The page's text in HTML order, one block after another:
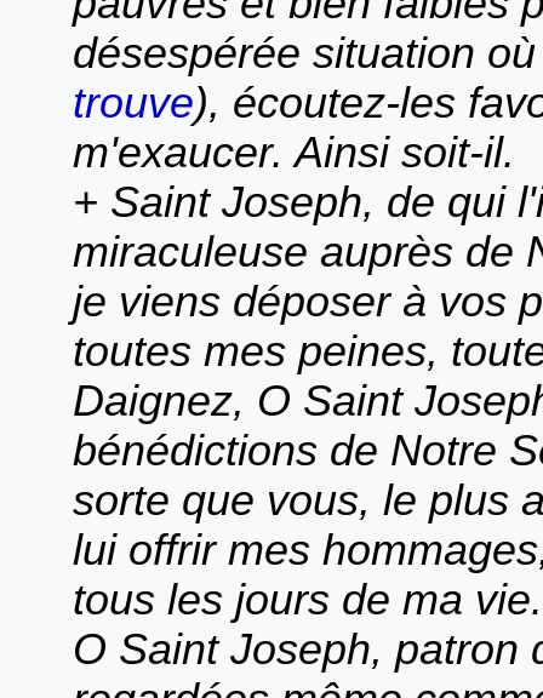
désespérée situation
trouve), écoutez-les
m'exaucer. Ainsi soit-il.
+ Saint Joseph, de qui
miraculeuse auprès de
je viens déposer à vos
toutes mes peines,
Daignez, O Saint
bénédictions de Notre
sorte que vous, le plus
lui offrir mes
tous les jours de ma vie.
O Saint Joseph, patron